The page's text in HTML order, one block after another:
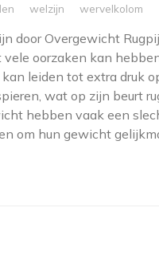
welzijn wervelkolom
door Overgewicht
vele oorzaken kan
leiden tot extra druk
wat op zijn beurt
hebben vaak een
om hun gewicht